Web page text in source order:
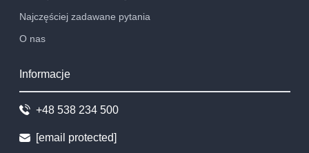
Najczęściej zadawane pytania
O nas
Informacje
+48 538 234 500
[email protected]